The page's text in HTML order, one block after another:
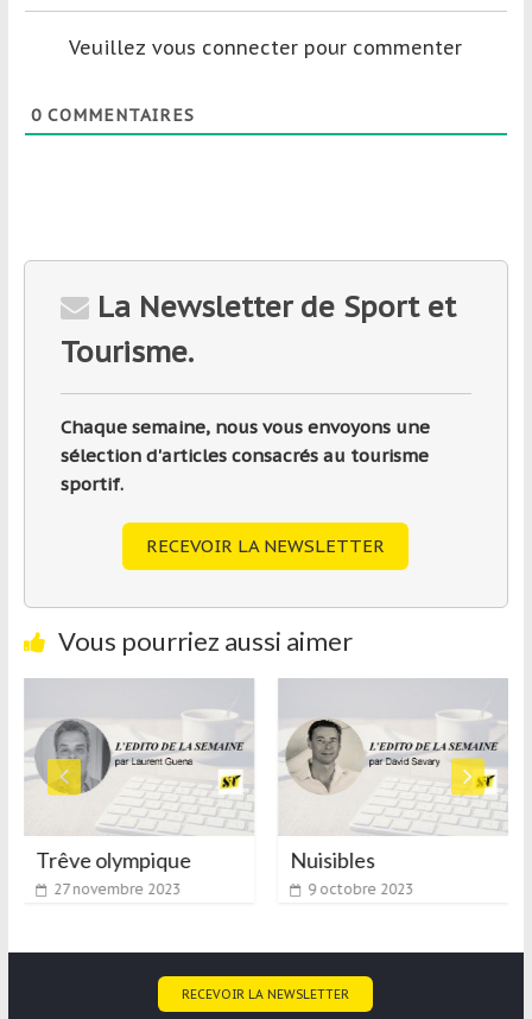
Veuillez vous connecter pour commenter
0COMMENTAIRES
La Newsletter de Sport et
Tourisme.
Chaque semaine, nous vous envoyons une
sélection d'articles consacrés au tourisme
sportif.
RECEVOIR LA NEWSLETTER
Vous pourriez aussi aimer
Trêve olympique
27 novembre 2023
Nuisibles
9 octobre 2023
RECEVOIR LA NEWSLETTER